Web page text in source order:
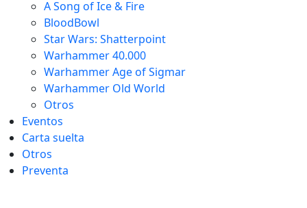
A Song of Ice & Fire
BloodBowl
Star Wars: Shatterpoint
Warhammer 40.000
Warhammer Age of Sigmar
Warhammer Old World
Otros
Eventos
Carta suelta
Otros
Preventa